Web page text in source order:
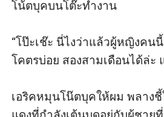
โน้ตบุคบนโต๊ะทำงาน
“โป๊ะเช๊ะ นี่ไงว่าแล้วผู้หญิงคน
โคตรบ่อย สองสามเดือนได้ล่ะ
เอริคหมุนโน๊ตบุคให้ผม พลาง